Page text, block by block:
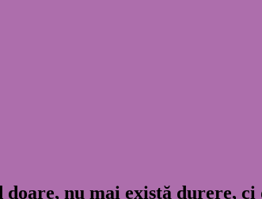
nu mai există durere,